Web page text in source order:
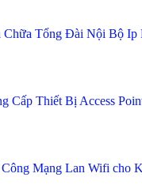
Chữa Tổng Đài Nội Bộ Ip
Cấp Thiết Bị Access
Mạng Lan Wifi cho